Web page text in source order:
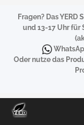
Fragen? Das
und 13-17 Uhr für
Oder nutze das